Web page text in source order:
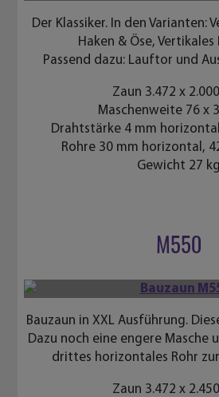
Der Klassiker. In den Varianten:
Haken & Öse,
Passend dazu: Lauftor und
Zaun 3.472 x
Maschenweite 76 x
Drahtstärke 4 mm
Rohre 30 mm horizontal,
Gewicht 27 kg
M550
Bauzaun in XXL Ausführung.
Dazu noch eine engere Masche
drittes horizontales Rohr
Zaun 3.472 x